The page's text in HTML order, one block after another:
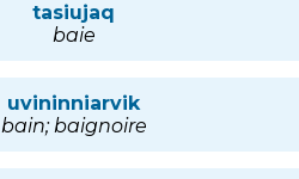
tasiujaq
baie
uvininniarvik
bain; baignoire